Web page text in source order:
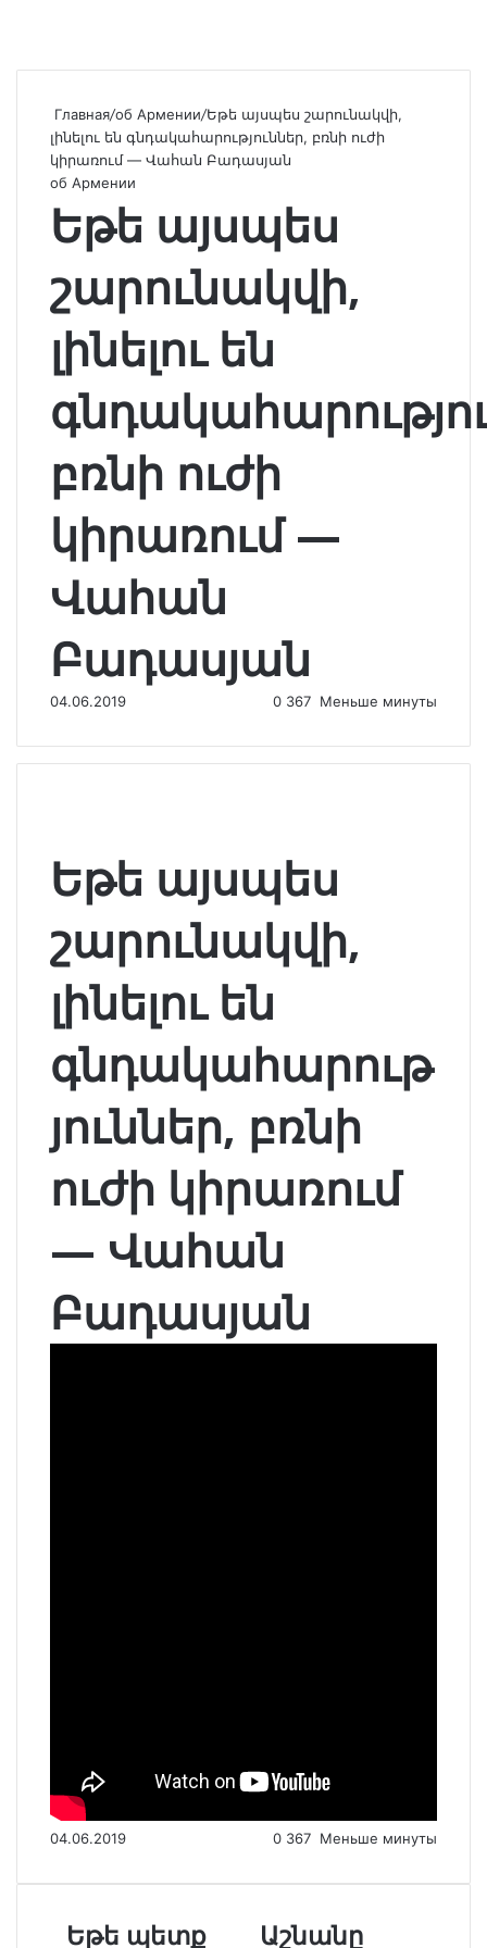
Главная/об Армении/Եթե այսպես շարունակվի,
լինելու են գնդակահարություններ, բռնի ուժի
կիրառում — Վահան Բադասյան
об Армении
Եթե այսպես
շարունակվի,
լինելու են
բռնի ուժի
կիրառում —
Վահան
Բադասյան
04.06.2019 0 367 Меньше минуты
Եթե այսպես
շարունակվի,
լինելու են
գնդակահարութ
յուններ, բռնի
ուժի կիրառում
— Վահան
Բադասյան
04.06.2019 0 367 Меньше минуты
Ե
Եթե պետք
ԱԱշնանը